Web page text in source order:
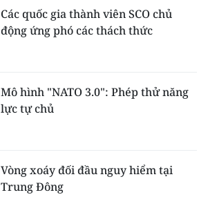
Các quốc gia thành viên SCO chủ
động ứng phó các thách thức
Mô hình "NATO 3.0": Phép thử năng
lực tự chủ
Vòng xoáy đối đầu nguy hiểm tại
Trung Đông